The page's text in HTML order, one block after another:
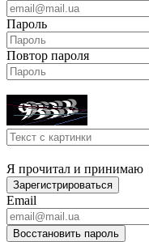
Пароль
Повтор пароля
Я прочитал и принимаю
Зарегистрироваться
Email
Восстановить пароль